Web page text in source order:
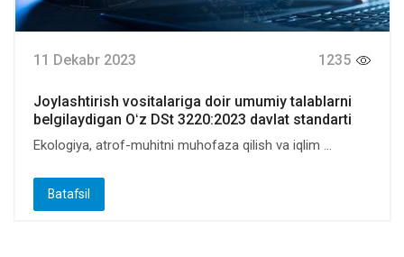
11 Dekabr 2023 1235
Joylashtirish vositalariga doir umumiy talablarni
belgilaydigan Oʻz DSt 3220:2023 davlat standarti
Ekologiya, atrof-muhitni muhofaza qilish va iqlim ...
Batafsil